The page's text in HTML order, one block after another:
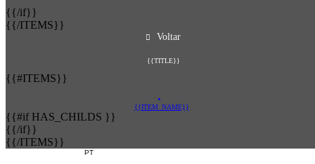
{{/if}}
{{/ITEMS}}
Voltar
{{TITLE}}
{{#ITEMS}}
{{ITEM_NAME}}
{{#if HAS_CHILDS }}
{{/if}}
{{/ITEMS}}
PT